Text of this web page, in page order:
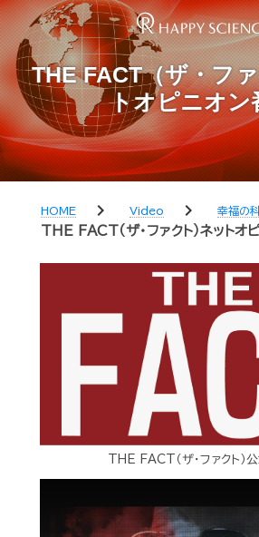
THE FACT（ザ・フ
トオピニオン
HOME chevron_right Video chevron_right 幸福の
THE FACT（ザ・ファクト）ネットオ
THE FACT（ザ・ファクト）